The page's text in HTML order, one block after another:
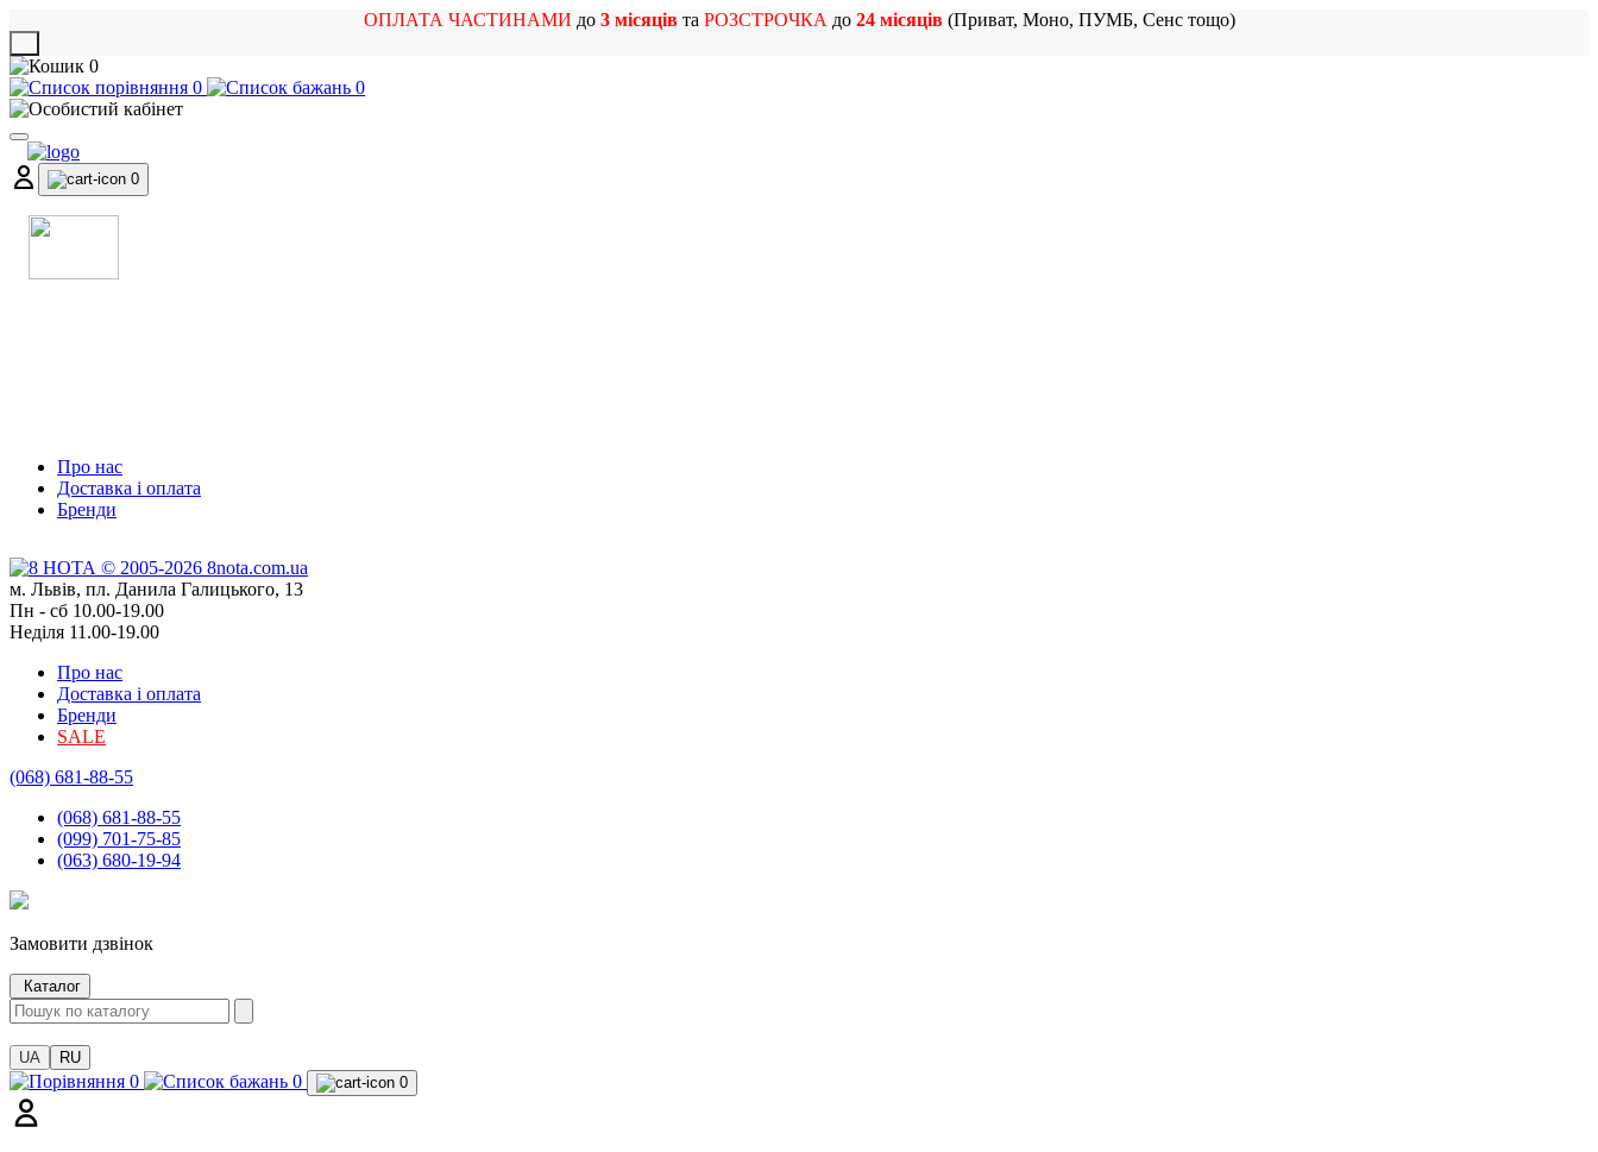
ОПЛАТА ЧАСТИНАМИ до 3 місяцівта РОЗСТРОЧКА до 24 місяців(Приват, Моно, ПУМБ, Сенс тощо)
0
0
0
0
Про нас
Доставка і оплата
Бренди
м. Львів, пл. Данила Галицького, 13
Пн - сб 10.00-19.00
Неділя 11.00-19.00
Про нас
Доставка і оплата
Бренди
SALE
(068) 681-88-55
(068) 681-88-55
(099) 701-75-85
(063) 680-19-94
Замовити дзвінок
Каталог
UA RU
0 0 0